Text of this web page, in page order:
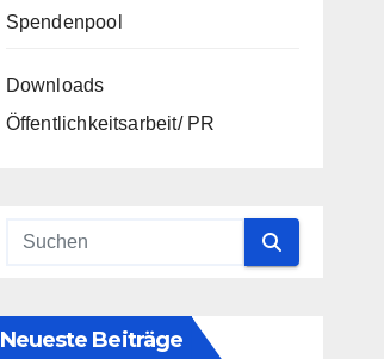
Spendenpool
Downloads
Öffentlichkeitsarbeit/ PR
Neueste Beiträge